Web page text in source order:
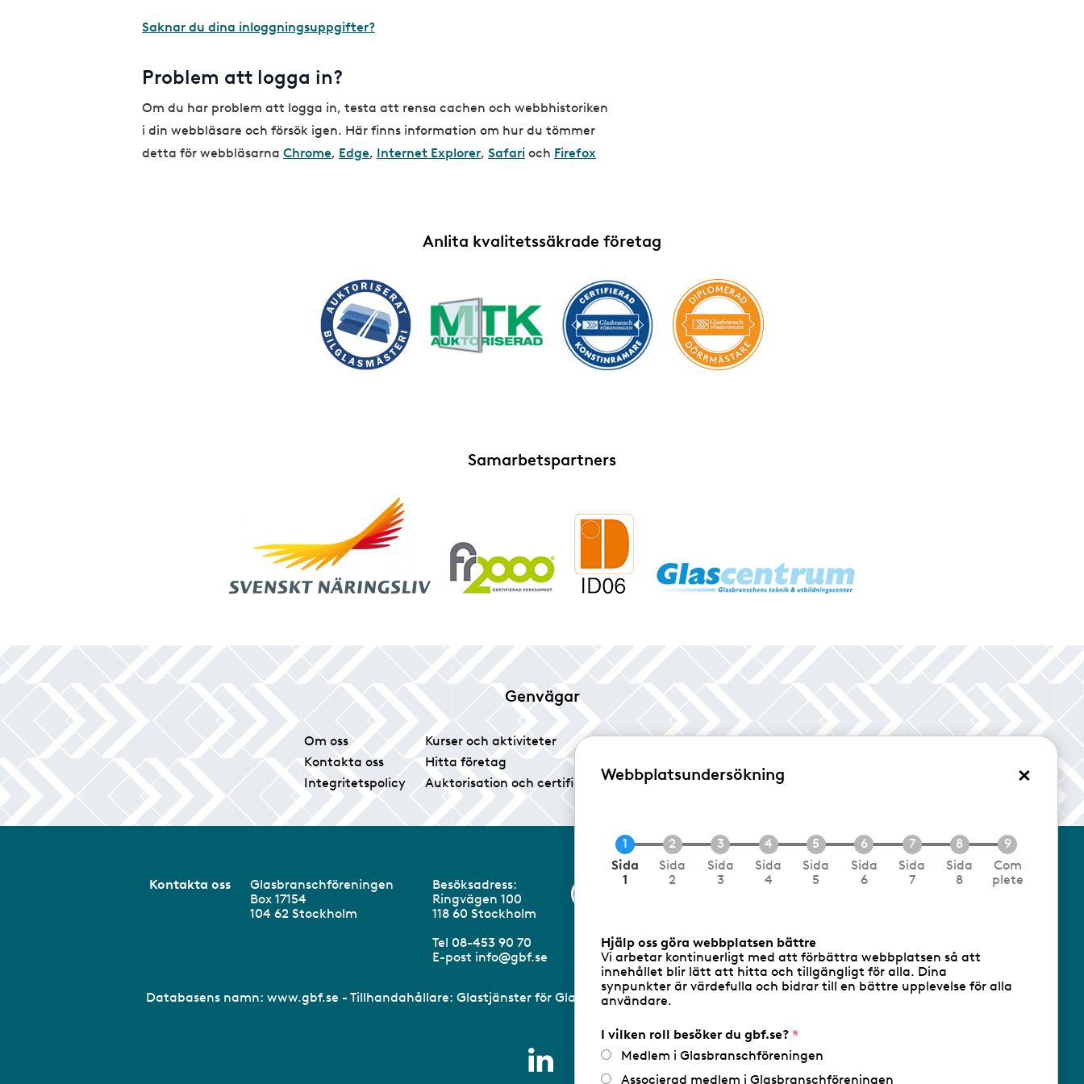
Saknar du dina inloggningsuppgifter?
Problem att logga in?
Om du har problem att logga in, testa att rensa cachen och webbhistoriken
i din webbläsare och försök igen. Här finns information om hur du tömmer
detta för webbläsarna Chrome, Edge, Internet Explorer, Safari och Firefox
Anlita kvalitetssäkrade företag
Samarbetspartners
Genvägar
Om oss
Kontakta oss
Integritetspolicy
Kurser och aktiviteter
Hitta företag
Auktorisation och certifiering
Tidningen Glas
Medlemsservice/Logga in
Kontakta oss
Glasbranschföreningen
Box 17154
104 62 Stockholm
Besöksadress:
Ringvägen 100
118 60 Stockholm
Tel 08-453 90 70
E-post info@gbf.se
Databasens namn: www.gbf.se - Tillhandahållare: Glastjänster för Glasbranschföreningen AB - Ansvarig utgivare: Sofia Wahlgren
Webbplatsundersökning ×
C
n
t
Sida
1
Sida
2
Sida
3
Sida
4
Sida
5
Sida
6
Sida
7
Sida
8
Com
plete
Hjälp oss göra webbplatsen bättre
Vi arbetar kontinuerligt med att förbättra webbplatsen så att
innehållet blir lätt att hitta och tillgängligt för alla. Dina
synpunkter är värdefulla och bidrar till en bättre upplevelse för alla
användare.
I vilken roll besöker du gbf.se?
Medlem i Glasbranschföreningen
Associerad medlem i Glasbranschföreningen